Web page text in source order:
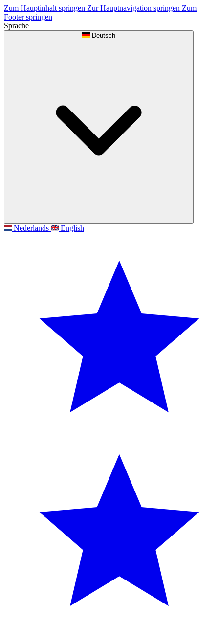
Zum Hauptinhalt springen Zur Hauptnavigation springen Zum
Footer springen
Sprache
Deutsch
Nederlands English